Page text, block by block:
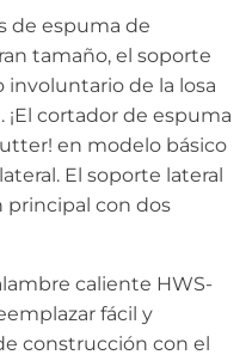
de espuma de
tamaño, el soporte
involuntario de la losa
cortador de espuma
en modelo básico
El soporte lateral
principal con dos
caliente HWS-
fácil y
construcción con el